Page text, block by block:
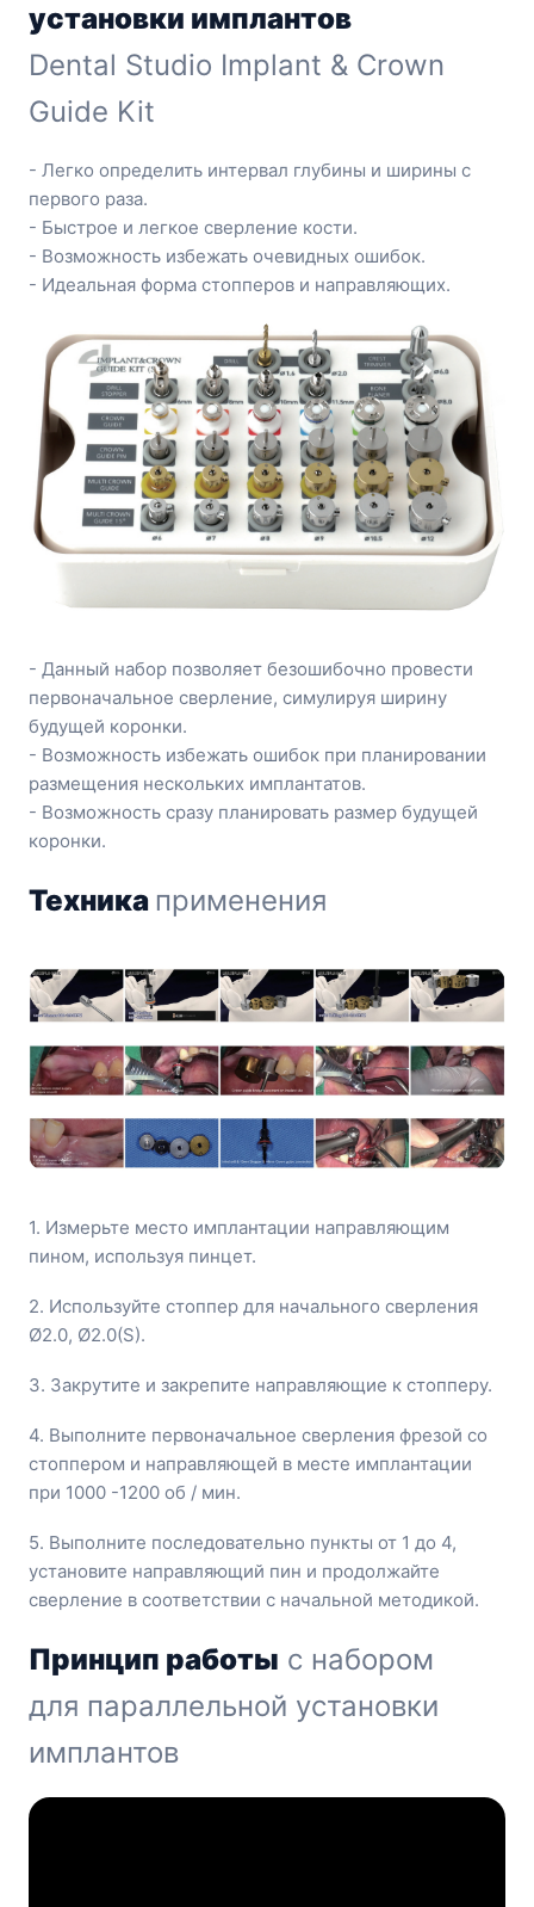
установки имплантов
Dental Studio Implant & Crown
Guide Kit
- Легко определить интервал глубины и ширины с
первого раза.
- Быстрое и легкое сверление кости.
- Возможность избежать очевидных ошибок.
- Идеальная форма стопперов и направляющих.
- Данный набор позволяет безошибочно провести
первоначальное сверление, симулируя ширину
будущей коронки.
- Возможность избежать ошибок при планировании
размещения нескольких имплантатов.
- Возможность сразу планировать размер будущей
коронки.
Техника применения
1. Измерьте место имплантации направляющим
пином, используя пинцет.
2. Используйте стоппер для начального сверления
Ø2.0, Ø2.0(S).
3. Закрутите и закрепите направляющие к стопперу.
4. Выполните первоначальное сверления фрезой со
стоппером и направляющей в месте имплантации
при 1000 -1200 об / мин.
5. Выполните последовательно пункты от 1 до 4,
установите направляющий пин и продолжайте
сверление в соответствии с начальной методикой.
Принцип работы с набором
для параллельной установки
имплантов